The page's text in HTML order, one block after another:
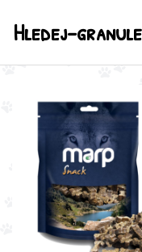
Hledej-granule